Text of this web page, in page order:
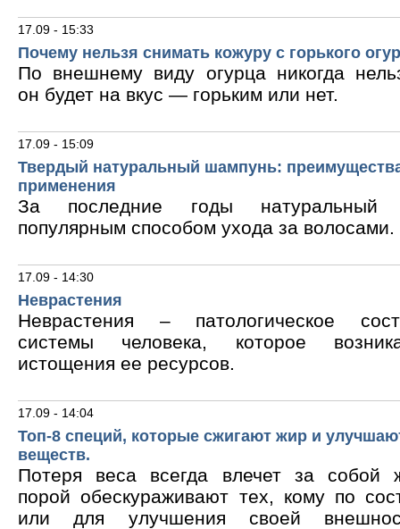
17.09 - 15:33
Почему нельзя снимать кожуру с горького
По внешнему виду огурца никогда
он будет на вкус — горьким или нет.
17.09 - 15:09
Твердый натуральный шампунь:
применения
За последние годы натуральный
популярным способом ухода за волосами.
17.09 - 14:30
Неврастения
Неврастения – патологическое
системы человека, которое
истощения ее ресурсов.
17.09 - 14:04
Топ-8 специй, которые сжигают жир и
веществ.
Потеря веса всегда влечет за собой
порой обескураживают тех, кому по
или для улучшения своей